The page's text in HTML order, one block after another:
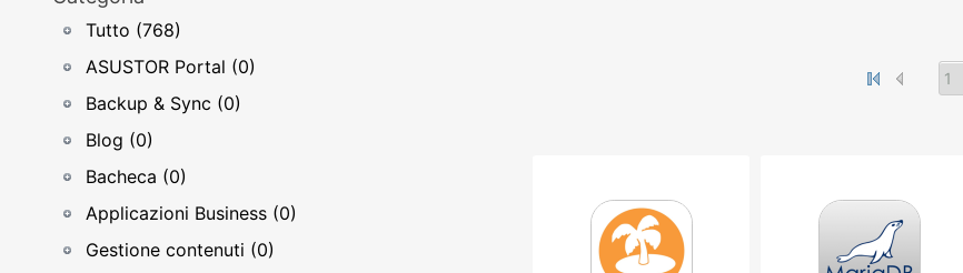
Tutto (768)
ASUSTOR Portal (0)
Backup & Sync (0)
Blog (0)
Bacheca (0)
Applicazioni Business (0)
Gestione contenuti (0)